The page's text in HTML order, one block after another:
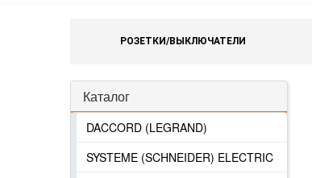
РОЗЕТКИ/ВЫКЛЮЧАТЕЛИ
Каталог
DACCORD (LEGRAND)
SYSTEME (SCHNEIDER) ELECTRIC